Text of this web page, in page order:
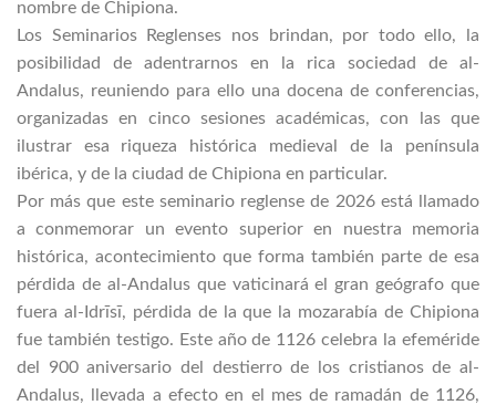
nombre de Chipiona.
Los Seminarios Reglenses nos brindan, por todo ello, la
posibilidad de adentrarnos en la rica sociedad de al-
Andalus, reuniendo para ello una docena de conferencias,
organizadas en cinco sesiones académicas, con las que
ilustrar esa riqueza histórica medieval de la península
ibérica, y de la ciudad de Chipiona en particular.
Por más que este seminario reglense de 2026 está llamado
a conmemorar un evento superior en nuestra memoria
histórica, acontecimiento que forma también parte de esa
pérdida de al-Andalus que vaticinará el gran geógrafo que
fuera al-Idrīsī, pérdida de la que la mozarabía de Chipiona
fue también testigo. Este año de 1126 celebra la efeméride
del 900 aniversario del destierro de los cristianos de al-
Andalus, llevada a efecto en el mes de ramadán de 1126,